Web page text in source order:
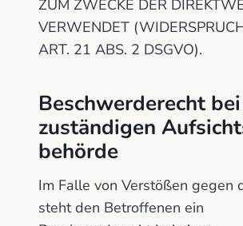
ZUM ZWECKE DER
VERWENDET
ART. 21 ABS. 2 DSGVO).
Beschwerde­recht
zuständigen
behörde
Im Falle von Verstößen gegen
steht den Betroffenen ein